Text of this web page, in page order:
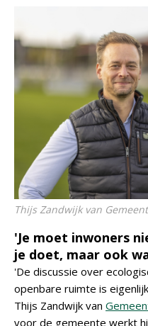
Thijs Zandwijk van
'Je moet inwoners
je doet, maar ook
'De discussie over
openbare ruimte is
Thijs Zandwijk van
voor de gemeente werkt